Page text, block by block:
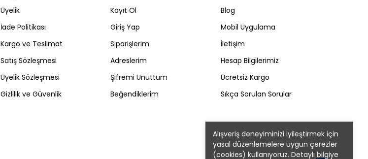
Alışveriş deneyiminizi iyileştirmek için
yasal düzenlemelere uygun çerezler
(cookies) kullanıyoruz. Detaylı bilgiye
Üyelik
İade Politikası
Kargo ve Teslimat
Satış Sözleşmesi
Üyelik Sözleşmesi
Gizlilik ve Güvenlik
Kayıt Ol
Giriş Yap
Siparişlerim
Adreslerim
Şifremi Unuttum
Beğendiklerim
Blog
Mobil Uygulama
İletişim
Hesap Bilgilerimiz
Ücretsiz Kargo
Sıkça Sorulan Sorular